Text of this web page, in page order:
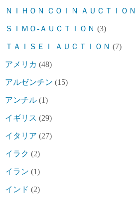
ＮＩＨＯＮ ＣＯＩＮ ＡＵＣＴＩＯＮ
ＳＩＭＯ-ＡＵＣＴＩＯＮ (3)
ＴＡＩＳＥＩ ＡＵＣＴＩＯＮ (7)
アメリカ (48)
アルゼンチン (15)
アンチル (1)
イギリス (29)
イタリア (27)
イラク (2)
イラン (1)
インド (2)